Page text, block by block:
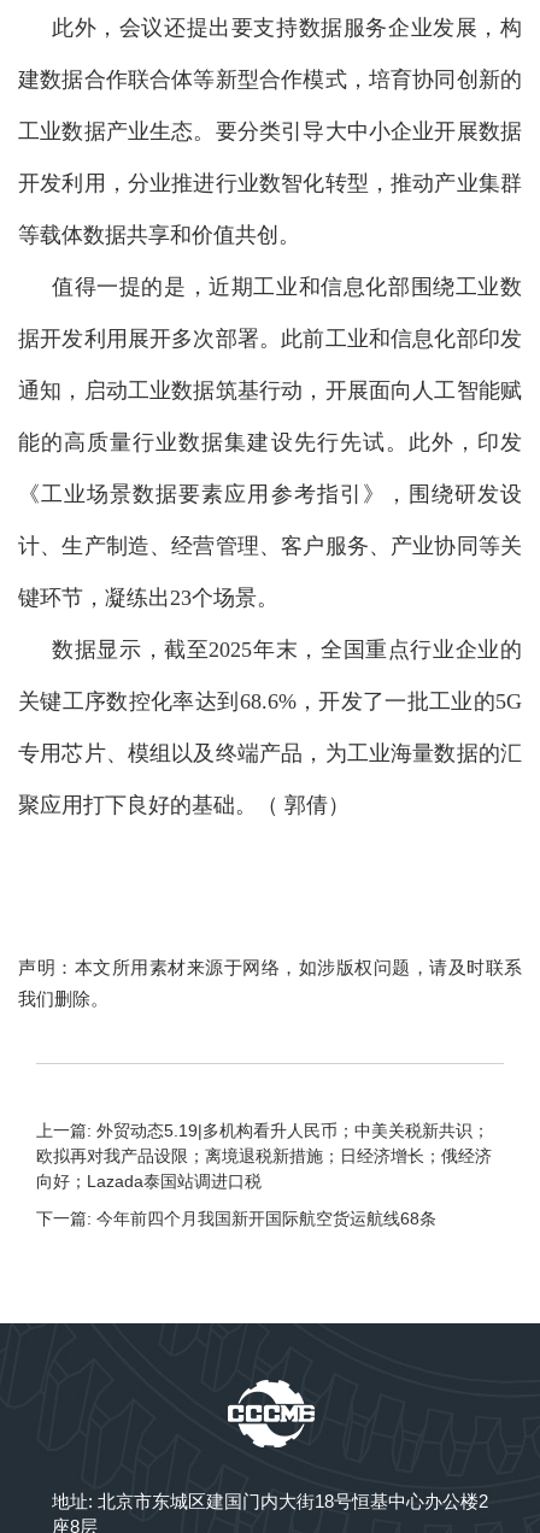
此外，会议还提出要支持数据服务企业发展，构
建数据合作联合体等新型合作模式，培育协同创新的
工业数据产业生态。要分类引导大中小企业开展数据
开发利用，分业推进行业数智化转型，推动产业集群
等载体数据共享和价值共创。
值得一提的是，近期工业和信息化部围绕工业数
据开发利用展开多次部署。此前工业和信息化部印发
通知，启动工业数据筑基行动，开展面向人工智能赋
能的高质量行业数据集建设先行先试。此外，印发
《工业场景数据要素应用参考指引》，围绕研发设
计、生产制造、经营管理、客户服务、产业协同等关
键环节，凝练出23个场景。
数据显示，截至2025年末，全国重点行业企业的
关键工序数控化率达到68.6%，开发了一批工业的5G
专用芯片、模组以及终端产品，为工业海量数据的汇
聚应用打下良好的基础。（ 郭倩）
声明：本文所用素材来源于网络，如涉版权问题，请及时联系
我们删除。
上一篇: 外贸动态5.19|多机构看升人民币；中美关税新共识；
欧拟再对我产品设限；离境退税新措施；日经济增长；俄经济
向好；Lazada泰国站调进口税
下一篇: 今年前四个月我国新开国际航空货运航线68条
地址: 北京市东城区建国门内大街18号恒基中心办公楼2
座8层